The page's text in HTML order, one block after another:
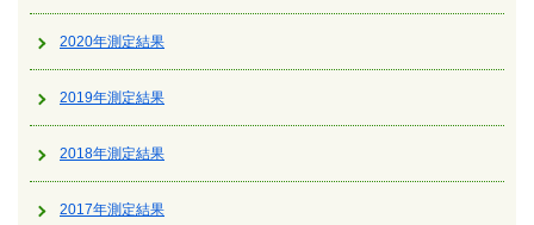
2020年測定結果
2019年測定結果
2018年測定結果
2017年測定結果